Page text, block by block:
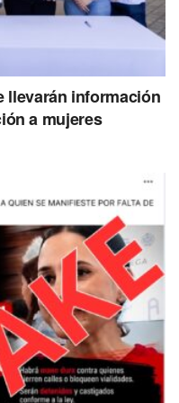
están listas para
por la basura
tanto de los árboles
destacó Martín
encuentranVillas del Sol
llevarán información
a mujeres